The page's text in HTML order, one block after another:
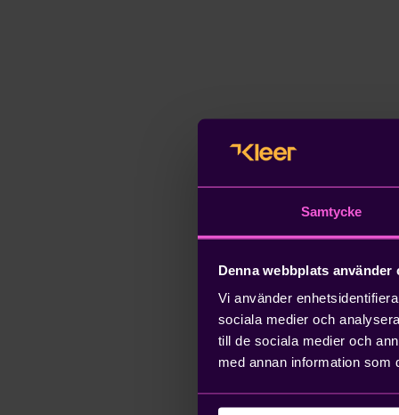
Samtycke
Denna webbplats använder
Vi använder
sociala medier och
till de sociala medier och
med annan information som